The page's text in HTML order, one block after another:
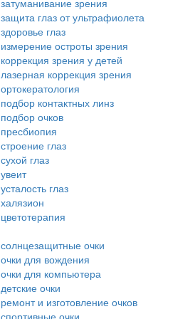
затуманивание зрения
защита глаз от ультрафиолета
здоровье глаз
измерение остроты зрения
коррекция зрения у детей
лазерная коррекция зрения
ортокератология
подбор контактных линз
подбор очков
пресбиопия
строение глаз
сухой глаз
увеит
усталость глаз
халязион
цветотерапия
солнцезащитные очки
очки для вождения
очки для компьютера
детские очки
ремонт и изготовление очков